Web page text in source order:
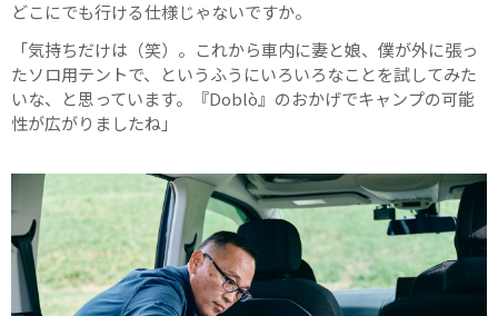
どこにでも行ける仕様じゃないですか。
「気持ちだけは（笑）。これから車内に妻と娘、僕が外に張っ
たソロ用テントで、というふうにいろいろなことを試してみた
いな、と思っています。『Doblò』のおかげでキャンプの可能
性が広がりましたね」